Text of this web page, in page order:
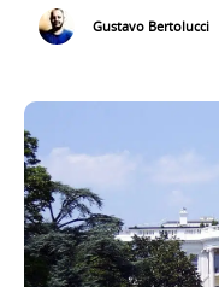
Gustavo Bertolucci